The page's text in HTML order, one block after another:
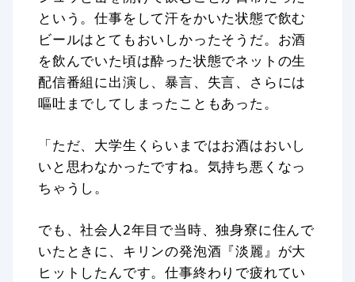
という。仕事をして汗をかいた状態で飲む
ビールはとてもおいしかったそうだ。お酒
を飲んでいた頃は酔った状態でネットの生
配信番組に出演し、暴言、失言、さらには
嘔吐までしてしまったこともあった。
「ただ、大学生くらいまではお酒はおいし
いと思わなかったですね。気持ち悪くなっ
ちゃうし。
でも、社会人2年目で当時、独身寮に住んで
いたときに、キリンの発泡酒『淡麗』が大
ヒットしたんです。仕事終わりで疲れてい